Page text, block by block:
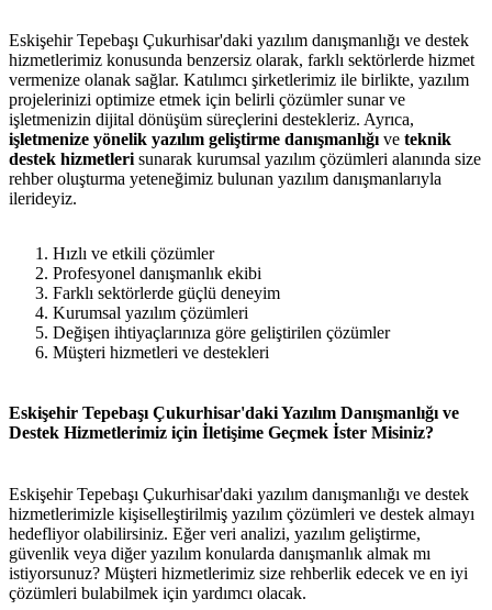
İletişim English
Eskişehir Tepebaşı Çukurhisar'daki yazılım danışmanlığı ve destek
hizmetlerimiz konusunda benzersiz olarak, farklı sektörlerde hizmet
vermenize olanak sağlar. Katılımcı şirketlerimiz ile birlikte, yazılım
projelerinizi optimize etmek için belirli çözümler sunar ve
işletmenizin dijital dönüşüm süreçlerini destekleriz. Ayrıca,
işletmenize yönelik yazılım geliştirme danışmanlığı ve teknik
destek hizmetleri sunarak kurumsal yazılım çözümleri alanında size
rehber oluşturma yeteneğimiz bulunan yazılım danışmanlarıyla
ilerideyiz.
Hızlı ve etkili çözümler
Profesyonel danışmanlık ekibi
Farklı sektörlerde güçlü deneyim
Kurumsal yazılım çözümleri
Değişen ihtiyaçlarınıza göre geliştirilen çözümler
Müşteri hizmetleri ve destekleri
Eskişehir Tepebaşı Çukurhisar'daki Yazılım Danışmanlığı ve
Destek Hizmetlerimiz için İletişime Geçmek İster Misiniz?
Eskişehir Tepebaşı Çukurhisar'daki yazılım danışmanlığı ve destek
hizmetlerimizle kişiselleştirilmiş yazılım çözümleri ve destek almayı
hedefliyor olabilirsiniz. Eğer veri analizi, yazılım geliştirme,
güvenlik veya diğer yazılım konularda danışmanlık almak mı
istiyorsunuz? Müşteri hizmetlerimiz size rehberlik edecek ve en iyi
çözümleri bulabilmek için yardımcı olacak.